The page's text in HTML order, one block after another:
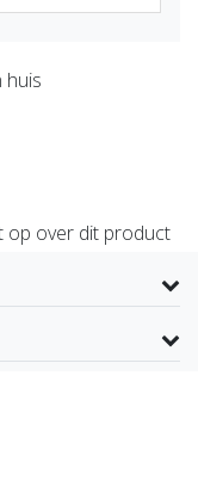
huis
op over dit product